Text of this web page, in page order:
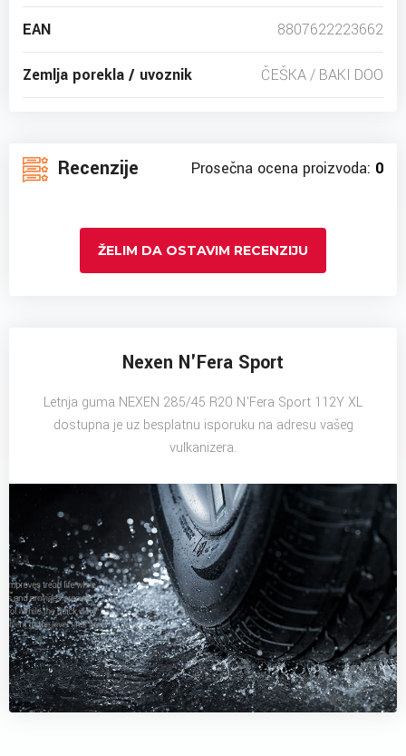
EAN 8807622223662
Zemlja porekla / uvoznik ČEŠKA / BAKI DOO
Recenzije Prosečna ocena proizvoda: 0
ŽELIM DA OSTAVIM RECENZIJU
Nexen N'Fera Sport
Letnja guma NEXEN 285/45 R20 N'Fera Sport 112Y XL
dostupna je uz besplatnu isporuku na adresu vašeg
vulkanizera.